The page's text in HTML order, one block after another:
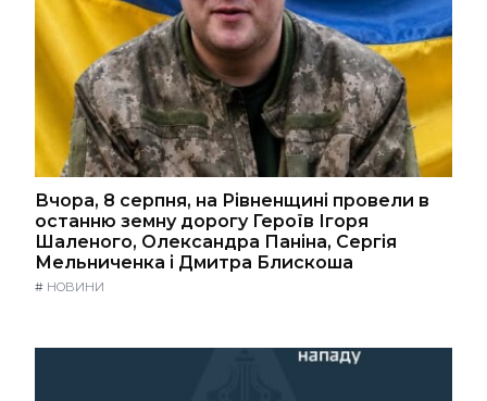
Вчора, 8 серпня, на Рівненщині провели в
останню земну дорогу Героїв Ігоря
Шаленого, Олександра Паніна, Сергія
Мельниченка і Дмитра Блискоша
# НОВИНИ